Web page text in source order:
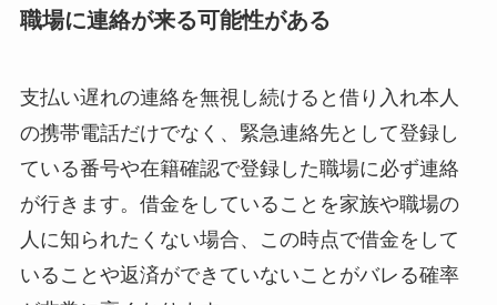
職場に連絡が来る可能性がある
支払い遅れの連絡を無視し続けると借り入れ本人
の携帯電話だけでなく、緊急連絡先として登録し
ている番号や在籍確認で登録した職場に必ず連絡
が行きます。借金をしていることを家族や職場の
人に知られたくない場合、この時点で借金をして
いることや返済ができていないことがバレる確率